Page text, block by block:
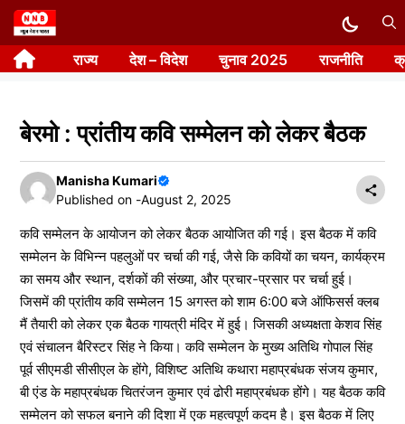
Skip
to
content राज्य देश – विदेश चुनाव 2025 राजनीति
बेरमो : प्रांतीय कवि सम्मेलन को लेकर बैठक
Manisha Kumari
Published on -August 2, 2025
कवि सम्मेलन के आयोजन को लेकर बैठक आयोजित की गई। इस बैठक में कवि
सम्मेलन के विभिन्न पहलुओं पर चर्चा की गई, जैसे कि कवियों का चयन, कार्यक्रम
का समय और स्थान, दर्शकों की संख्या, और प्रचार-प्रसार पर चर्चा हुई।
जिसमें की प्रांतीय कवि सम्मेलन 15 अगस्त को शाम 6:00 बजे ऑफिसर्स क्लब
मैं तैयारी को लेकर एक बैठक गायत्री मंदिर में हुई। जिसकी अध्यक्षता केशव सिंह
एवं संचालन बैरिस्टर सिंह ने किया। कवि सम्मेलन के मुख्य अतिथि गोपाल सिंह
पूर्व सीएमडी सीसीएल के होंगे, विशिष्ट अतिथि कथारा महाप्रबंधक संजय कुमार,
बी एंड के महाप्रबंधक चितरंजन कुमार एवं ढोरी महाप्रबंधक होंगे। यह बैठक कवि
सम्मेलन को सफल बनाने की दिशा में एक महत्वपूर्ण कदम है। इस बैठक में लिए